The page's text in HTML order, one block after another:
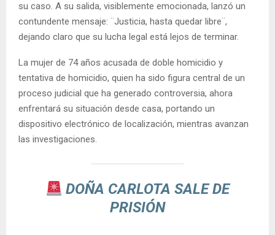
su caso. A su salida, visiblemente emocionada, lanzó un
contundente mensaje: ¨Justicia, hasta quedar libre¨,
dejando claro que su lucha legal está lejos de terminar.
La mujer de 74 años acusada de doble homicidio y
tentativa de homicidio, quien ha sido figura central de un
proceso judicial que ha generado controversia, ahora
enfrentará su situación desde casa, portando un
dispositivo electrónico de localización, mientras avanzan
las investigaciones.
DOÑA CARLOTA SALE DE
PRISIÓN